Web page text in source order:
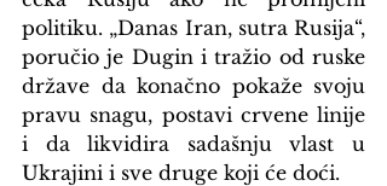
politiku. „Danas Iran, sutra Rusija“,
poručio je Dugin i tražio od ruske
države da konačno pokaže svoju
pravu snagu, postavi crvene linije
i da likvidira sadašnju vlast u
Ukrajini i sve druge koji će doći.